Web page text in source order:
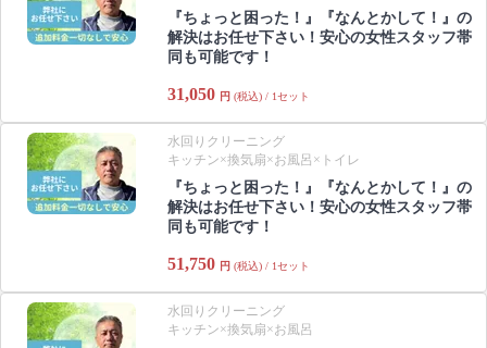
『ちょっと困った！』『なんとかして！』の
解決はお任せ下さい！安心の女性スタッフ帯
同も可能です！
31,050 円 (税込) / 1セット
水回りクリーニング
キッチン×換気扇×お風呂×トイレ
『ちょっと困った！』『なんとかして！』の
解決はお任せ下さい！安心の女性スタッフ帯
同も可能です！
51,750 円 (税込) / 1セット
水回りクリーニング
キッチン×換気扇×お風呂